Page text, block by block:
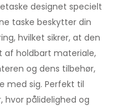
designet specielt
taske beskytter din
hvilket sikrer, at den
af holdbart materiale,
og dens tilbehør,
sig. Perfekt til
hvor pålidelighed og